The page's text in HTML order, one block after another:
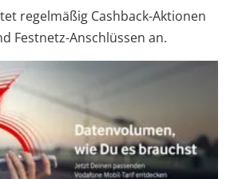
regelmäßig Cashback-Aktionen
Festnetz-Anschlüssen an.